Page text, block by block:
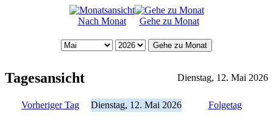
Nach Monat Gehe zu Monat
Gehe zu Monat
Tagesansicht Dienstag, 12. Mai 2026
Vorheriger Tag Dienstag, 12. Mai 2026 Folgetag